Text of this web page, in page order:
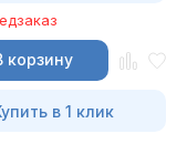
корзину
в 1 клик